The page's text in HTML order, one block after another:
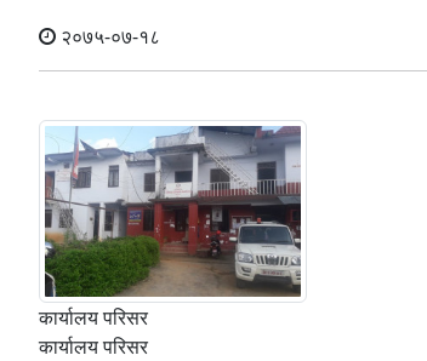
२०७५-०७-१८
कार्यालय परिसर
कार्यालय परिसर